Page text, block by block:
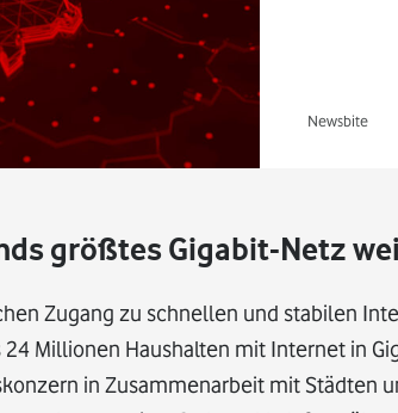
Newsbite
größtes Gigabit-Netz
Zugang zu schnellen und stabilen
Millionen Haushalten mit Internet in
in Zusammenarbeit mit Städten